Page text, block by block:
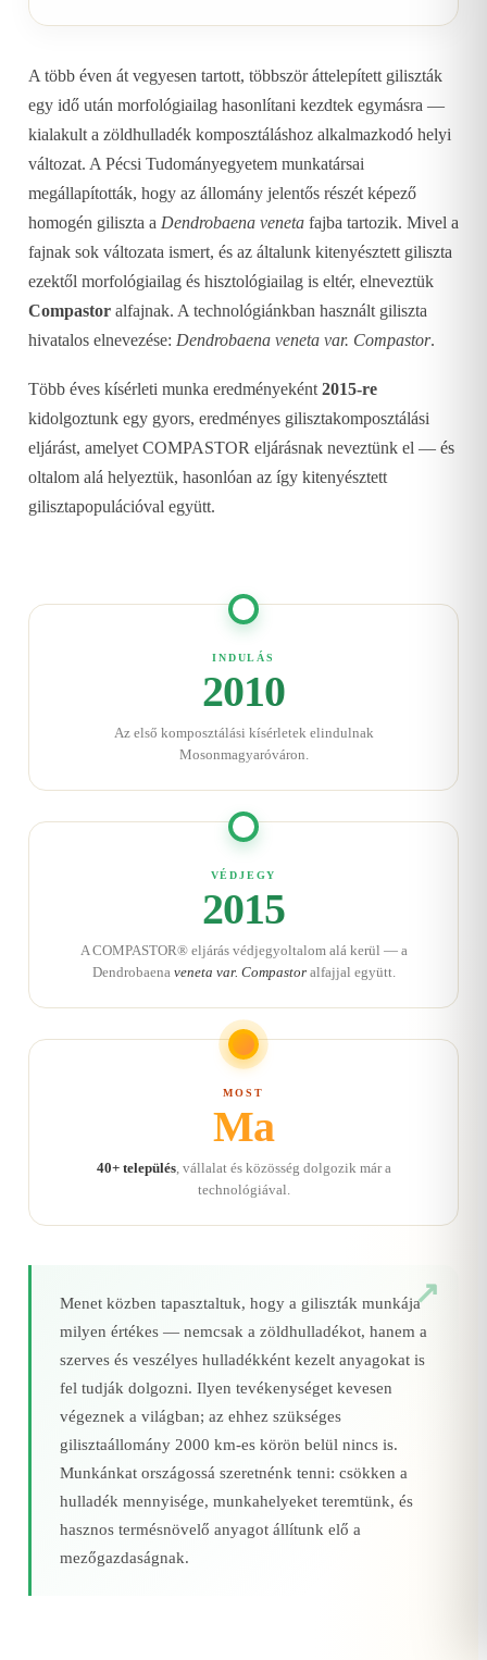
A több éven át vegyesen tartott, többször áttelepített giliszták
egy idő után morfológiailag hasonlítani kezdtek egymásra —
kialakult a zöldhulladék komposztáláshoz alkalmazkodó helyi
változat. A Pécsi Tudományegyetem munkatársai
megállapították, hogy az állomány jelentős részét képező
homogén giliszta a Dendrobaena veneta fajba tartozik. Mivel a
fajnak sok változata ismert, és az általunk kitenyésztett giliszta
ezektől morfológiailag és hisztológiailag is eltér, elneveztük
Compastor alfajnak. A technológiánkban használt giliszta
hivatalos elnevezése: Dendrobaena veneta var. Compastor.
Több éves kísérleti munka eredményeként 2015-re
kidolgoztunk egy gyors, eredményes gilisztakomposztálási
eljárást, amelyet COMPASTOR eljárásnak neveztünk el — és
oltalom alá helyeztük, hasonlóan az így kitenyésztett
gilisztapopulációval együtt.
INDULÁS
2010
Az első komposztálási kísérletek elindulnak
Mosonmagyaróváron.
VÉDJEGY
2015
A COMPASTOR® eljárás védjegyoltalom alá kerül — a
Dendrobaena veneta var. Compastoralfajjal együtt.
MOST
Ma
40+ település, vállalat és közösség dolgozik már a
technológiával.
Menet közben tapasztaltuk, hogy a giliszták munkája
milyen értékes — nemcsak a zöldhulladékot, hanem a
szerves és veszélyes hulladékként kezelt anyagokat is
fel tudják dolgozni. Ilyen tevékenységet kevesen
végeznek a világban; az ehhez szükséges
gilisztaállomány 2000 km‑es körön belül nincs is.
Munkánkat országossá szeretnénk tenni: csökken a
hulladék mennyisége, munkahelyeket teremtünk, és
hasznos termésnövelő anyagot állítunk elő a
mezőgazdaságnak.